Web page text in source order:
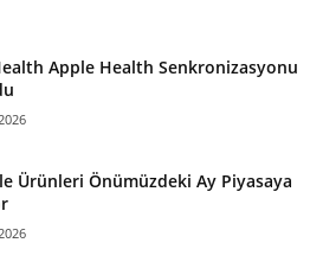
Apple Health Senkronizasyonu
Ürünleri Önümüzdeki Ay Piyasaya